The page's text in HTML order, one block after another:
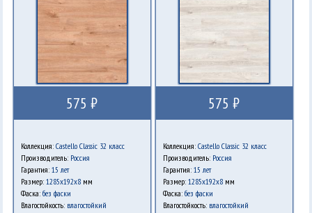
575 ₽
Коллекция: Castello Classic 32 класс
Производитель: Россия
Гарантия: 15 лет
Размер: 1285х192х8мм
Фаска: без фаски
Влагостойкость: влагостойкий
575 ₽
Коллекция: Castello Classic 32 класс
Производитель: Россия
Гарантия: 15 лет
Размер: 1285х192х8мм
Фаска: без фаски
Влагостойкость: влагостойкий